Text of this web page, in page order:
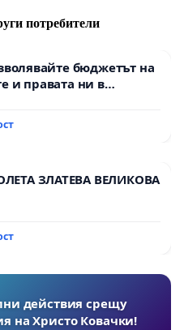
потребители
бюджетът на
и правата ни в
ЗЛАТЕВА ВЕЛИКОВА
действия срещу
на Христо Ковачки!